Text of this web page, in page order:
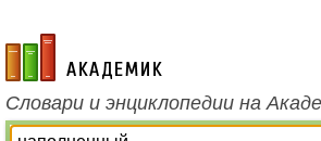
academic.ru
Словари и энциклопедии на